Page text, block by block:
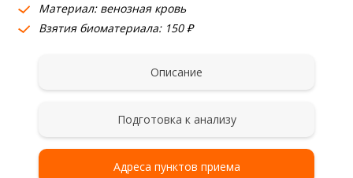
Материал: венозная кровь
Взятия биоматериала: 150 ₽
Описание
Подготовка к анализу
Адреса пунктов приема